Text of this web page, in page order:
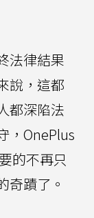
法律結果
說，這都
都深陷法
，OnePlus
的不再只
奇蹟了。